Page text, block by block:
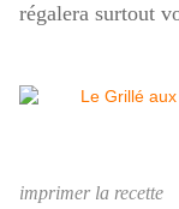
régalera surtout
imprimer la recette